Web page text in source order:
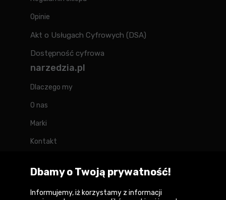
Opinie
Akt o Usługach Cyfrowych (DSA)
Dostępność cyfrowa
narzedzia.pl
Dlaczego my
O nas
Marki
Kontakt
Forum
Dbamy o Twoją prywatność!
Informujemy, iż korzystamy z informacji